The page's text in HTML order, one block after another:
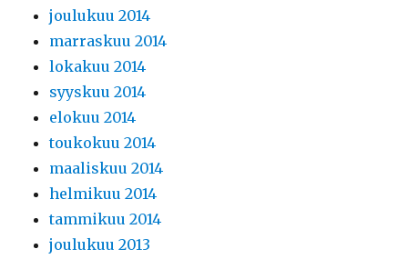
joulukuu 2014
marraskuu 2014
lokakuu 2014
syyskuu 2014
elokuu 2014
toukokuu 2014
maaliskuu 2014
helmikuu 2014
tammikuu 2014
joulukuu 2013